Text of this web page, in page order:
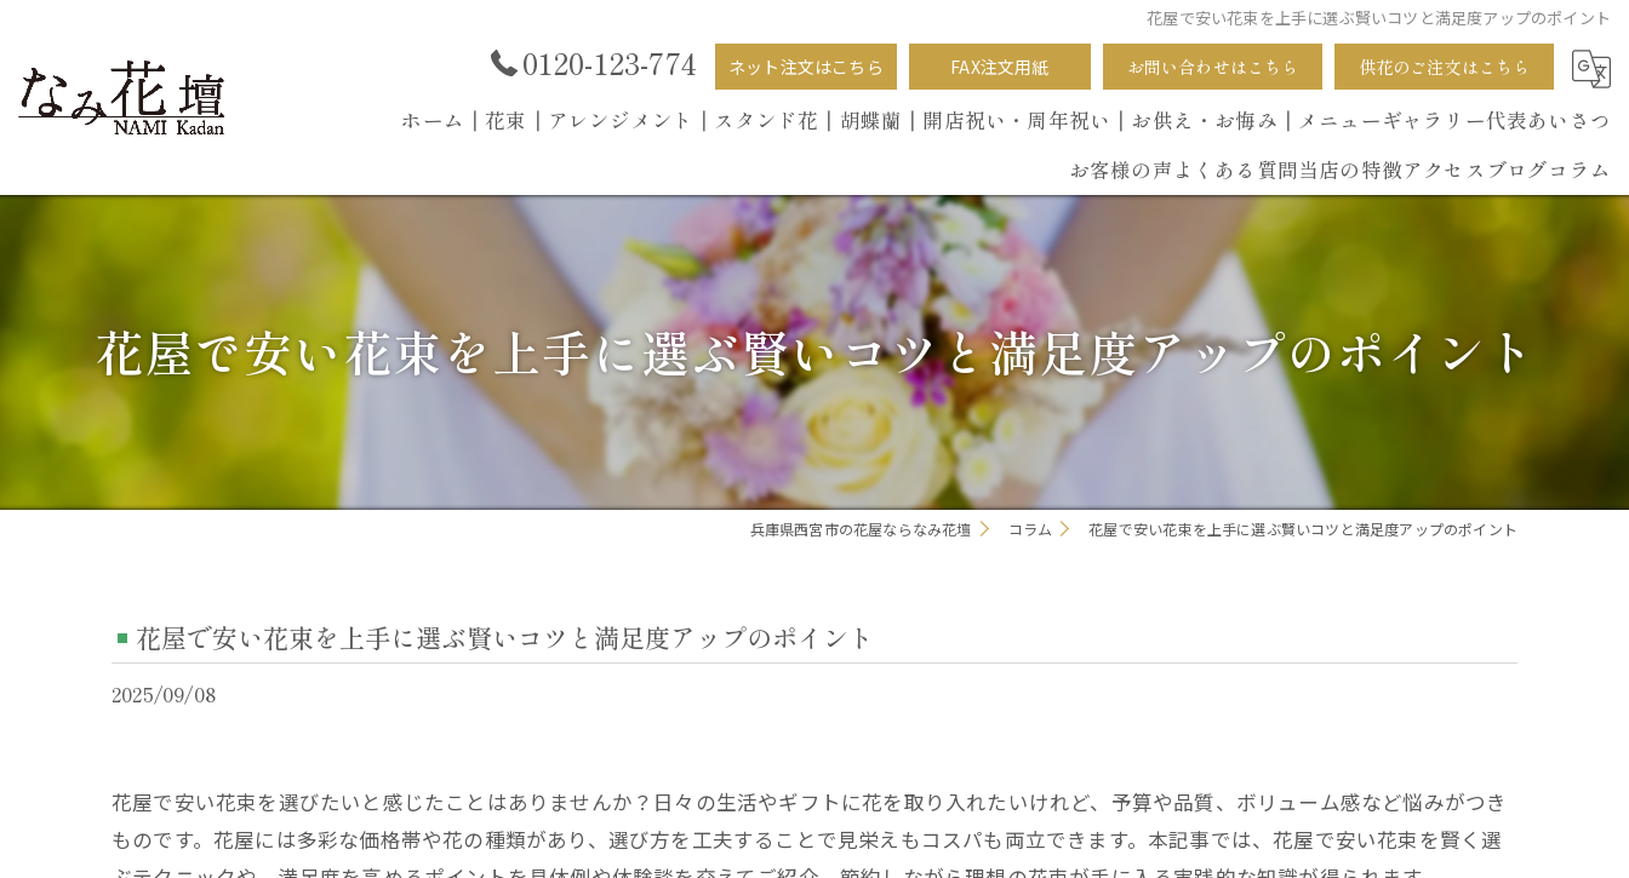
花屋で安い花束を上手に選ぶ賢いコツと満足度アップのポイント
0120-123-774 ネット注文はこちら FAX注文用紙 お問い合わせはこちら 供花のご注文はこちら
ホーム ┃花束┃ アレンジメント┃ スタンド花┃ 胡蝶蘭 ┃開店祝い・周年祝い ┃お供え・お悔み ┃メニューギャラリー代表あいさつ
お客様の声 よくある質問当店の特徴
イベント
誕生日
アクセス ブログコラム
花屋で安い花束を上手に選ぶ賢いコツと満足度アップのポイント
兵庫県西宮市の花屋ならなみ花壇 コラム 花屋で安い花束を上手に選ぶ賢いコツと満足度アップのポイント
花屋で安い花束を上手に選ぶ賢いコツと満足度アップのポイント
2025/09/08
花屋で安い花束を選びたいと感じたことはありませんか？日々の生活やギフトに花を取り入れたいけれど、予算や品質、ボリューム感など悩みがつき
ものです。花屋には多彩な価格帯や花の種類があり、選び方を工夫することで見栄えもコスパも両立できます。本記事では、花屋で安い花束を賢く選